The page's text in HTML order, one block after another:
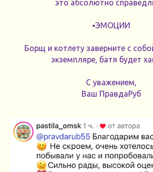
это абсолютно
▪️ЭМОЦИИ
Борщ и котлету заверните с
экземпляре, батя будет
С уважением,
Ваш ПравдаРуб